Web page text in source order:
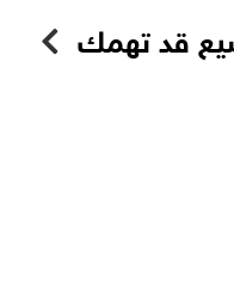
قد تهمك